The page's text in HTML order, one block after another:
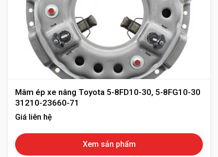
Mâm ép xe nâng Toyota 5-8FD10-30, 5-8FG10-30
31210-23660-71
Giá liên hệ
Xem sản phẩm